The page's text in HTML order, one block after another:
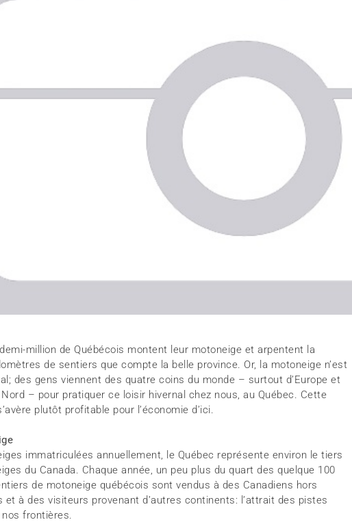
million de Québécois montent leur motoneige et arpentent la
de sentiers que compte la belle province. Or, la motoneige n’est
des gens viennent des quatre coins du monde – surtout d’Europe et
Nord – pour pratiquer ce loisir hivernal chez nous, au Québec. Cette
plutôt profitable pour l’économie d’ici.
immatriculées annuellement, le Québec représente environ le tiers
du Canada. Chaque année, un peu plus du quart des quelque 100
de motoneige québécois sont vendus à des Canadiens hors
et à des visiteurs provenant d’autres continents: l’attrait des pistes
frontières.